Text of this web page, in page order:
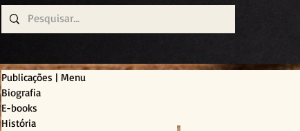
Publicações | Menu
Biografia
E-books
História